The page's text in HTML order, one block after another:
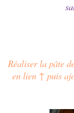
Réaliser la pâte
en lien ↑ puis